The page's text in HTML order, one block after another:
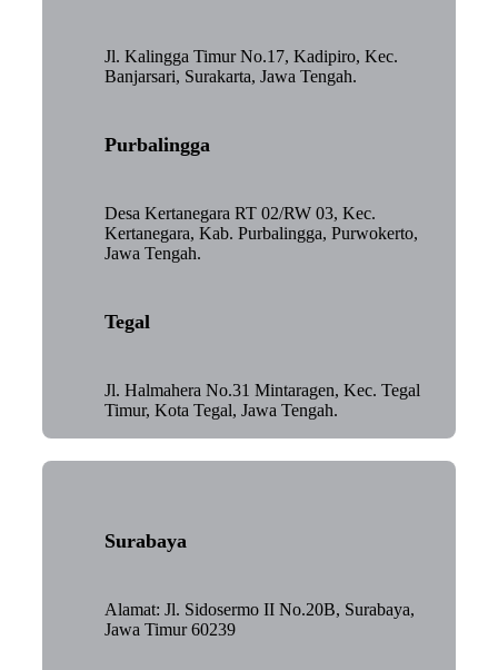
Jl. Kalingga Timur No.17, Kadipiro, Kec.
Banjarsari, Surakarta, Jawa Tengah.
Purbalingga
Desa Kertanegara RT 02/RW 03, Kec.
Kertanegara, Kab. Purbalingga, Purwokerto,
Jawa Tengah.
Tegal
Jl. Halmahera No.31 Mintaragen, Kec. Tegal
Timur, Kota Tegal, Jawa Tengah.
Surabaya
Alamat: Jl. Sidosermo II No.20B, Surabaya,
Jawa Timur 60239